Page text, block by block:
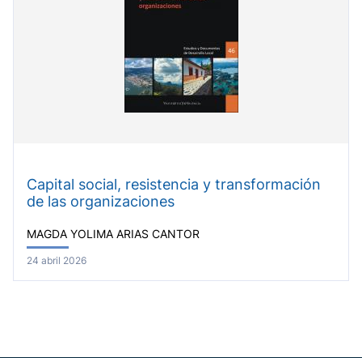
Capital social, resistencia y transformación
de las organizaciones
MAGDA YOLIMA ARIAS CANTOR
24 abril 2026